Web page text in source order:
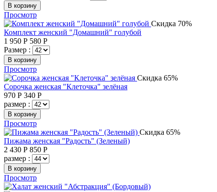
В корзину
Просмотр
Скидка 70%
Комплект женский "Домашний" голубой
1 950 Р 580 Р
Размер :
В корзину
Просмотр
Скидка 65%
Сорочка женская "Клеточка" зелёная
970 Р 340 Р
размер :
В корзину
Просмотр
Скидка 65%
Пижама женская "Радость" (Зеленый)
2 430 Р 850 Р
размер :
В корзину
Просмотр